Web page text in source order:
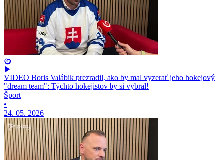
VIDEO Boris Valábik prezradil, ako by mal vyzerať jeho hokejový
"dream team": Týchto hokejistov by si vybral!
Šport
•
24. 05. 2026